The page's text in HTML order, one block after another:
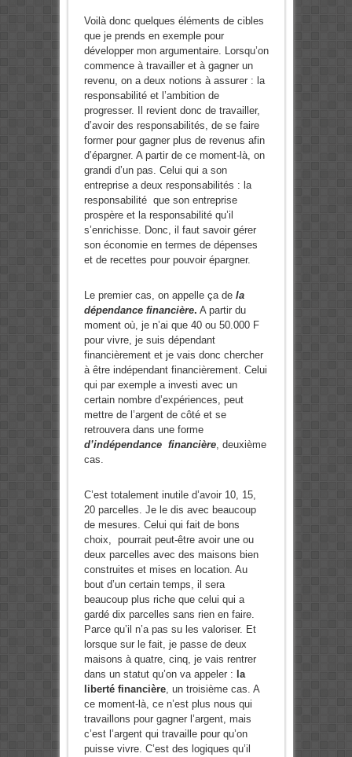
Voilà donc quelques éléments de cibles
que je prends en exemple pour
développer mon argumentaire. Lorsqu’on
commence à travailler et à gagner un
revenu, on a deux notions à assurer : la
responsabilité et l’ambition de
progresser. Il revient donc de travailler,
d’avoir des responsabilités, de se faire
former pour gagner plus de revenus afin
d’épargner. A partir de ce moment-là, on
grandi d’un pas. Celui qui a son
entreprise a deux responsabilités : la
responsabilité que son entreprise
prospère et la responsabilité qu’il
s’enrichisse. Donc, il faut savoir gérer
son économie en termes de dépenses
et de recettes pour pouvoir épargner.
Le premier cas, on appelle ça de la
dépendance financière. A partir du
moment où, je n’ai que 40 ou 50.000 F
pour vivre, je suis dépendant
financièrement et je vais donc chercher
à être indépendant financièrement. Celui
qui par exemple a investi avec un
certain nombre d’expériences, peut
mettre de l’argent de côté et se
retrouvera dans une forme
d’indépendance financière, deuxième
cas.
C’est totalement inutile d’avoir 10, 15,
20 parcelles. Je le dis avec beaucoup
de mesures. Celui qui fait de bons
choix, pourrait peut-être avoir une ou
deux parcelles avec des maisons bien
construites et mises en location. Au
bout d’un certain temps, il sera
beaucoup plus riche que celui qui a
gardé dix parcelles sans rien en faire.
Parce qu’il n’a pas su les valoriser. Et
lorsque sur le fait, je passe de deux
maisons à quatre, cinq, je vais rentrer
dans un statut qu’on va appeler : la
liberté financière, un troisième cas. A
ce moment-là, ce n’est plus nous qui
travaillons pour gagner l’argent, mais
c’est l’argent qui travaille pour qu’on
puisse vivre. C’est des logiques qu’il